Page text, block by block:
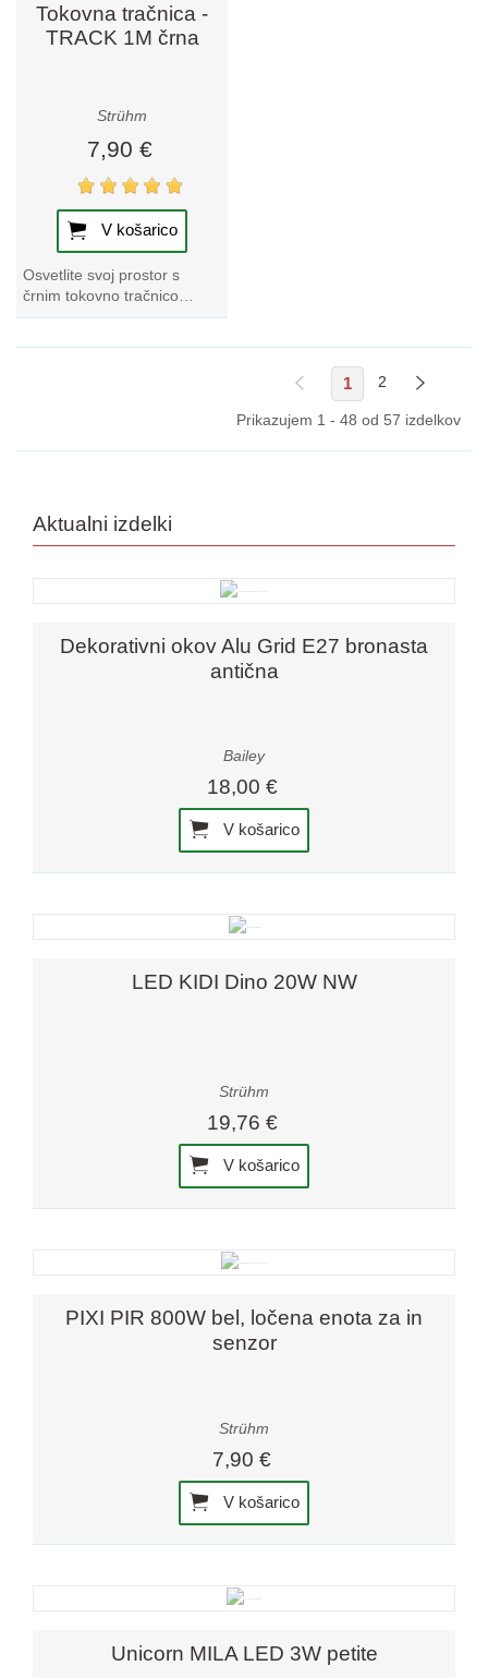
Tokovna tračnica -
TRACK 1M črna
Strühm
7,90 €
V košarico
Osvetlite svoj prostor s
črnim tokovno tračnico
TRACK 1M, ki je izstopajoč v
1 2
Prikazujem 1 - 48 od 57 izdelkov
Aktualni izdelki
Dekorativni okov Alu Grid E27 bronasta
antična
Bailey
18,00 €
V košarico
LED KIDI Dino 20W NW
Strühm
19,76 €
V košarico
PIXI PIR 800W bel, ločena enota za in
senzor
Strühm
7,90 €
V košarico
Unicorn MILA LED 3W petite